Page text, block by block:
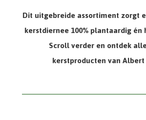
Dit uitgebreide assortiment zorgt
kerstdiernee 100% plantaardig
Scroll verder en ontdek
kerstproducten van